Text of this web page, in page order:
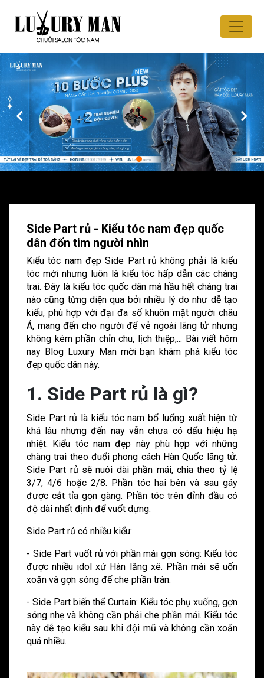
Side Part rủ - Kiểu tóc nam đẹp quốc
dân đốn tim người nhìn
Kiểu tóc nam đẹp Side Part rủ không phải là kiểu
tóc mới nhưng luôn là kiểu tóc hấp dẫn các chàng
trai. Đây là kiểu tóc quốc dân mà hầu hết chàng trai
nào cũng từng diện qua bởi nhiều lý do như dễ tạo
kiểu, phù hợp với đại đa số khuôn mặt người châu
Á, mang đến cho người để vẻ ngoài lãng tử nhưng
không kém phần chỉn chu, lịch thiệp,... Bài viết hôm
nay Blog Luxury Man mời bạn khám phá kiểu tóc
đẹp quốc dân này.
1. Side Part rủ là gì?
Side Part rủ là kiểu tóc nam bổ luống xuất hiện từ
khá lâu nhưng đến nay vẫn chưa có dấu hiệu hạ
nhiệt. Kiểu tóc nam đẹp này phù hợp với những
chàng trai theo đuổi phong cách Hàn Quốc lãng tử.
Side Part rủ sẽ nuôi dài phần mái, chia theo tỷ lệ
3/7, 4/6 hoặc 2/8. Phần tóc hai bên và sau gáy
được cắt tỉa gọn gàng. Phần tóc trên đỉnh đầu có
độ dài nhất định để vuốt dựng.
Side Part rủ có nhiều kiểu:
- Side Part vuốt rủ với phần mái gợn sóng: Kiểu tóc
được nhiều idol xứ Hàn lăng xê. Phần mái sẽ uốn
xoăn và gợn sóng để che phần trán.
- Side Part biến thể Curtain: Kiểu tóc phụ xuống, gợn
sóng nhẹ và không cần phải che phần mái. Kiểu tóc
này dễ tạo kiểu sau khi đội mũ và không cần xoăn
quá nhiều.